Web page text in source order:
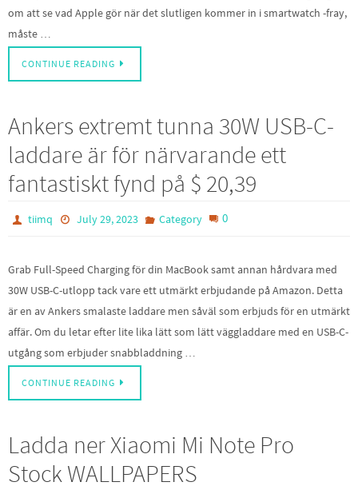
om att se vad Apple gör när det slutligen kommer in i smartwatch -fray,
måste …
CONTINUE READING
Ankers extremt tunna 30W USB-C-
laddare är för närvarande ett
fantastiskt fynd på $ 20,39
tiimq July 29, 2023 Category 0
Grab Full-Speed Charging för din MacBook samt annan hårdvara med
30W USB-C-utlopp tack vare ett utmärkt erbjudande på Amazon. Detta
är en av Ankers smalaste laddare men såväl som erbjuds för en utmärkt
affär. Om du letar efter lite lika lätt som lätt väggladdare med en USB-C-
utgång som erbjuder snabbladdning …
CONTINUE READING
Ladda ner Xiaomi Mi Note Pro
Stock WALLPAPERS